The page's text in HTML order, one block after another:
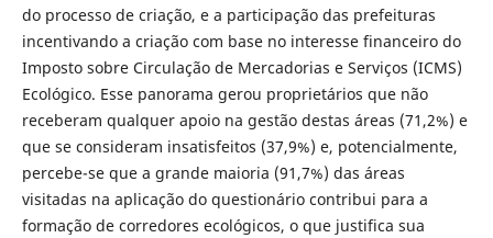
do processo de criação, e a participação das prefeituras
incentivando a criação com base no interesse financeiro do
Imposto sobre Circulação de Mercadorias e Serviços (ICMS)
Ecológico. Esse panorama gerou proprietários que não
receberam qualquer apoio na gestão destas áreas (71,2%) e
que se consideram insatisfeitos (37,9%) e, potencialmente,
percebe-se que a grande maioria (91,7%) das áreas
visitadas na aplicação do questionário contribui para a
formação de corredores ecológicos, o que justifica sua